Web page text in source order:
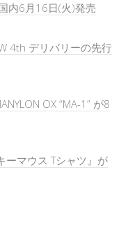
内6月16日(火)発売
4th デリバリーの先行
OX “MA-1” が8
ーマウス Tシャツ』が